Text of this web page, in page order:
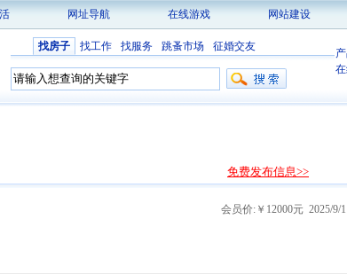
网址导航 在线游戏 网站建设
找房子 找工作 找服务 跳蚤市场 征婚交友
免费发布信息>>
会员价:￥12000元 2025/9/1